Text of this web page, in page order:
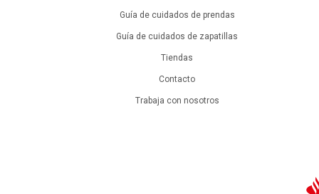
Guía de cuidados de prendas
Guía de cuidados de zapatillas
Tiendas
Contacto
Trabaja con nosotros